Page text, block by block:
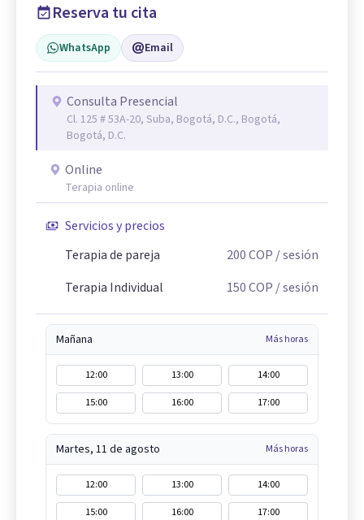
Reserva tu cita
WhatsApp Email
Consulta Presencial
Cl. 125 # 53A-20, Suba, Bogotá, D.C., Bogotá,
Bogotá, D.C.
Online
Terapia online
Servicios y precios
Terapia de pareja
200COP / sesión
Terapia Individual
150COP / sesión
Mañana Más horas
12:00 13:00
14:00
15:00
16:00 17:00
Martes, 11 de agosto Más horas
12:00 13:00
14:00
15:00
16:00 17:00